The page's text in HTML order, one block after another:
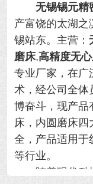
无锡锡元精
产富饶的太湖之
锡站东。主营：
磨床,高精度无
专业厂家，在广
术，经公司全体
博奋斗，现产品
床，内圆磨床
全，产品适用于
等行业。
随着现代科